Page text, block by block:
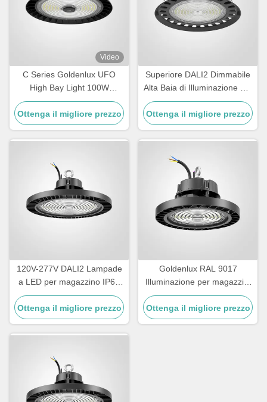
Video
C Series Goldenlux UFO
High Bay Light 100W
Industrial High Bay Led Light
Fixtures
Ottenga il migliore prezzo
Superiore DALI2 Dimmabile
Alta Baia di Illuminazione per
magazzino
Ottenga il migliore prezzo
120V-277V DALI2 Lampade
a LED per magazzino IP65
impermeabile
Ottenga il migliore prezzo
Goldenlux RAL 9017
Illuminazione per magazzini
ad alta baia SMD2835 Luci
industriali ad alta baia
Ottenga il migliore prezzo